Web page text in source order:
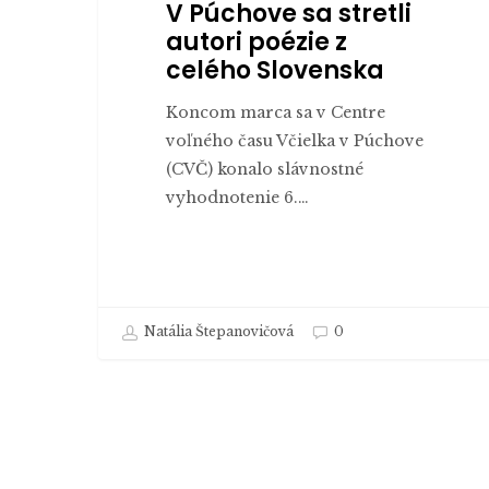
V Púchove sa stretli
autori poézie z
celého Slovenska
Koncom marca sa v Centre
voľného času Včielka v Púchove
(CVČ) konalo slávnostné
vyhodnotenie 6.…
Natália Štepanovičová 0